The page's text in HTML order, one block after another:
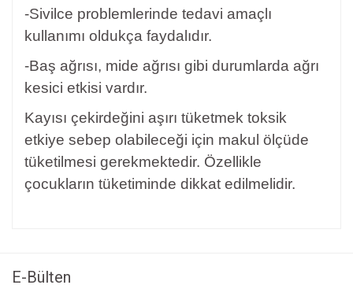
-Sivilce problemlerinde tedavi amaçlı
kullanımı oldukça faydalıdır.
-Baş ağrısı, mide ağrısı gibi durumlarda ağrı
kesici etkisi vardır.
Kayısı çekirdeğini aşırı tüketmek toksik
etkiye sebep olabileceği için makul ölçüde
tüketilmesi gerekmektedir. Özellikle
çocukların tüketiminde dikkat edilmelidir.
E-Bülten